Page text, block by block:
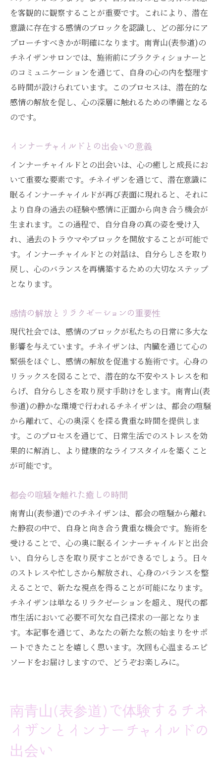
人生の転機を迎える準備
潜在意識の変革と新しい視点
自己成長を促すための実践
心と身体のバランスの重要性
心と身体を結びつけるチネイザンの効果とは
チネイザンの全体的な健康への影響
身体のバランス調整の効果
心と身体のつながりの重要性
チネイザンを通じた健康促進
潜在意識への扉を開くチネイザンが導く変革の
プロセス
潜在意識の変革を促す方法
チネイザンによる内的変化の流れ
心のブロックを解消するアプローチ
新たな自己発見への第一歩
心の変革と未来への展望
自分自身の可能性を模索するチネイザンの旅
自分の可能性を探るチネイザンの道
潜在意識と自己発見の関係
新たな自己を見つけるためのプロセス
チネイザンを通じた未来のビジョン
心の中の無限の可能性
自己成長をサポートする施術
を客観的に観察することが重要です。これにより、潜在
意識に存在する感情のブロックを認識し、どの部分にア
プローチすべきかが明確になります。南青山(表参道)の
チネイザンサロンでは、施術前にプラクティショナーと
のコミュニケーションを通じて、自身の心の内を整理す
る時間が設けられています。このプロセスは、潜在的な
感情の解放を促し、心の深層に触れるための準備となる
のです。
インナーチャイルドとの出会いの意義
インナーチャイルドとの出会いは、心の癒しと成長にお
いて重要な要素です。チネイザンを通じて、潜在意識に
眠るインナーチャイルドが再び表面に現れると、それに
より自身の過去の経験や感情に正面から向き合う機会が
生まれます。この過程で、自分自身の真の姿を受け入
れ、過去のトラウマやブロックを開放することが可能で
す。インナーチャイルドとの対話は、自分らしさを取り
戻し、心のバランスを再構築するための大切なステップ
となります。
感情の解放とリラクゼーションの重要性
現代社会では、感情のブロックが私たちの日常に多大な
影響を与えています。チネイザンは、内臓を通じて心の
緊張をほぐし、感情の解放を促進する施術です。心身の
リラックスを図ることで、潜在的な不安やストレスを和
らげ、自分らしさを取り戻す手助けをします。南青山(表
参道)の静かな環境で行われるチネイザンは、都会の喧騒
から離れて、心の奥深くを探る貴重な時間を提供しま
す。このプロセスを通じて、日常生活でのストレスを効
果的に解消し、より健康的なライフスタイルを築くこと
が可能です。
都会の喧騒を離れた癒しの時間
南青山(表参道)でのチネイザンは、都会の喧騒から離れ
た静寂の中で、自身と向き合う貴重な機会です。施術を
受けることで、心の奥に眠るインナーチャイルドと出会
い、自分らしさを取り戻すことができるでしょう。日々
のストレスや忙しさから解放され、心身のバランスを整
えることで、新たな視点を得ることが可能になります。
チネイザンは単なるリラクゼーションを超え、現代の都
市生活において必要不可欠な自己探求の一部となりま
す。本記事を通じて、あなたの新たな旅の始まりをサポ
ートできたことを嬉しく思います。次回も心温まるエピ
ソードをお届けしますので、どうぞお楽しみに。
南青山(表参道)で体験するチネ
イザンとインナーチャイルドの
出会い